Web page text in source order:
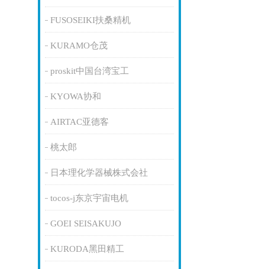
FUSOSEIKI扶桑精机
KURAMO仓茂
proskit中国台湾宝工
KYOWA协和
AIRTAC亚德客
桃太郎
日本理化学器械株式会社
tocos-j东京宇宙电机
GOEI SEISAKUJO
KURODA黑田精工